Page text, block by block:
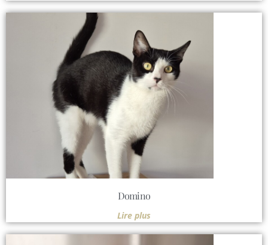
Domino
Lire plus